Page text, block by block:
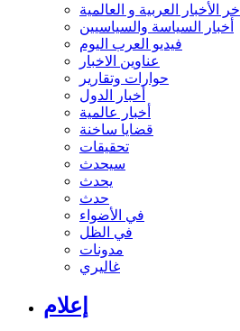
أخر الأخبار العربية و العالمية
أخبار السياسة والسياسيين
فيديو العرب اليوم
عناوين الاخبار
حوارات وتقارير
أخبار الدول
أخبار عالمية
قضايا ساخنة
تحقيقات
سيحدث
يحدث
حدث
في الأضواء
في الظل
مدونات
غاليري
إعلام